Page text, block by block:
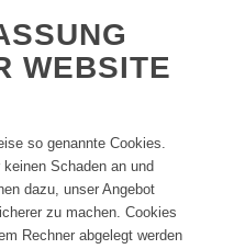
WEBSITE
so genannte Cookies.
Schaden an und
dazu, unser Angebot
zu machen. Cookies
Rechner abgelegt werden